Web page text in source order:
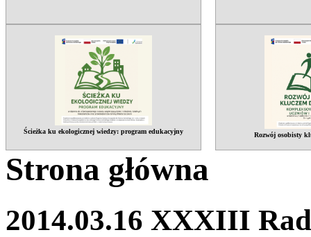
Ścieżka ku ekologicznej wiedzy: program edukacyjny
Rozwój osobisty
Strona główna
2014.03.16 XXXIII